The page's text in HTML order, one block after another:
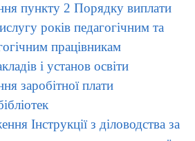
пункту 2 Порядку виплати
років педагогічним та
працівникам
і установ освіти
заробітної плати
Інструкції з діловодства за